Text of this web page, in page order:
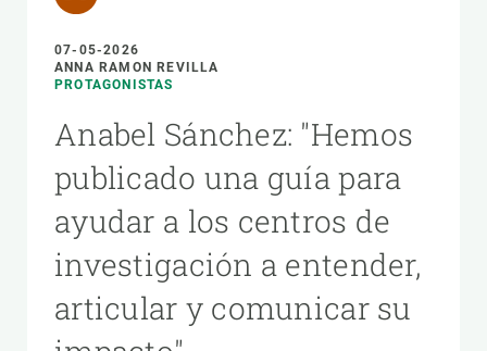
07-05-2026
ANNA RAMON REVILLA
PROTAGONISTAS
Anabel Sánchez: "Hemos
publicado una guía para
ayudar a los centros de
investigación a entender,
articular y comunicar su